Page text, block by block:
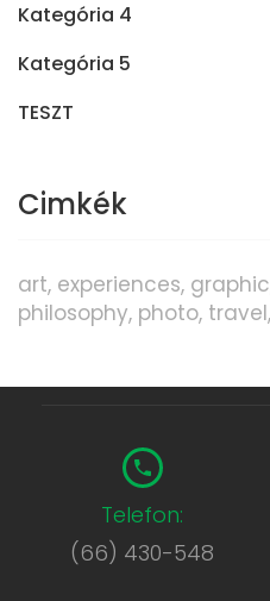
Kategória 4
Kategória 5
TESZT
Cimkék
art experiences graphic
philosophy photo travel
Telefon:
(66) 430-548